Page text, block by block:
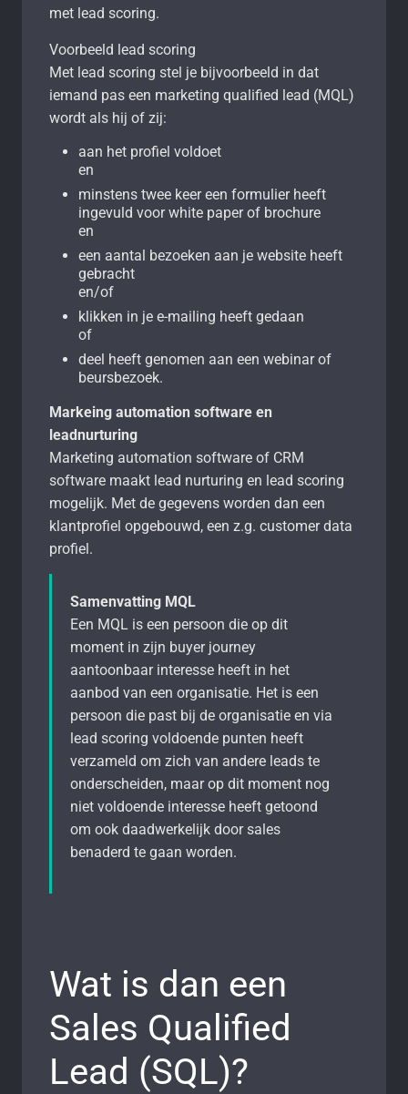
met lead scoring.
Voorbeeld lead scoring
Met lead scoring stel je bijvoorbeeld in dat
iemand pas een marketing qualified lead (MQL)
wordt als hij of zij:
aan het profiel voldoet
en
minstens twee keer een formulier heeft
ingevuld voor white paper of brochure
en
een aantal bezoeken aan je website heeft
gebracht
en/of
klikken in je e-mailing heeft gedaan
of
deel heeft genomen aan een webinar of
beursbezoek.
Markeing automation software en
leadnurturing
Marketing automation software of CRM
software maakt lead nurturing en lead scoring
mogelijk. Met de gegevens worden dan een
klantprofiel opgebouwd, een z.g. customer data
profiel.
Samenvatting MQL
Een MQL is een persoon die op dit
moment in zijn buyer journey
aantoonbaar interesse heeft in het
aanbod van een organisatie. Het is een
persoon die past bij de organisatie en via
lead scoring voldoende punten heeft
verzameld om zich van andere leads te
onderscheiden, maar op dit moment nog
niet voldoende interesse heeft getoond
om ook daadwerkelijk door sales
benaderd te gaan worden.
Wat is dan een
Sales Qualified
Lead (SQL)?